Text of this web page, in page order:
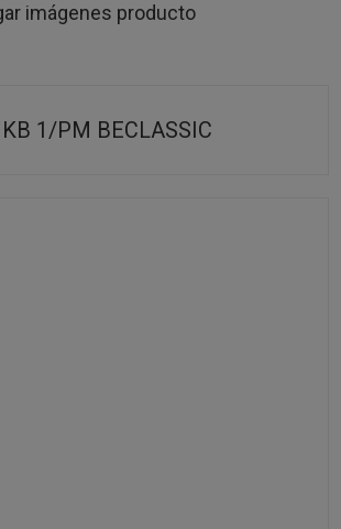
imágenes producto
1/PM BECLASSIC